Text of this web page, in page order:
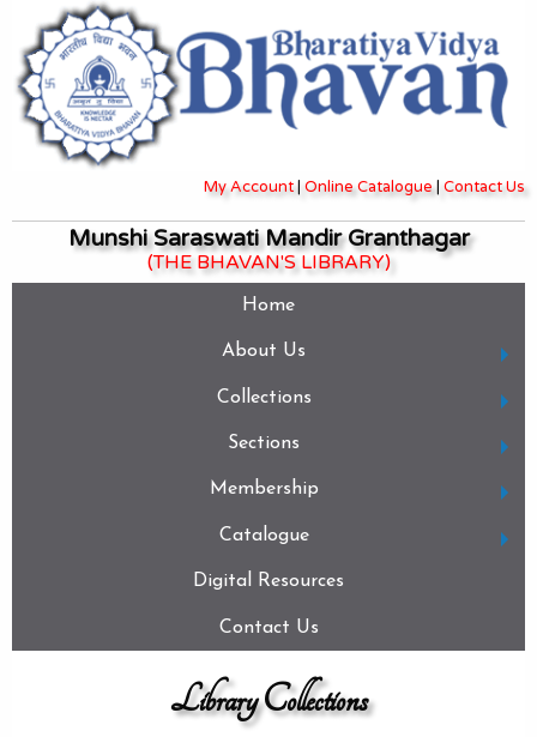
My Account| Online Catalogue| Contact Us
Munshi Saraswati Mandir Granthagar
(THE BHAVAN'S LIBRARY)
Home
About Us
Collections
Sections
Membership
Catalogue
Digital Resources
Contact Us
Library Collections